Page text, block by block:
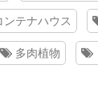
ンテナハウス
多肉植物